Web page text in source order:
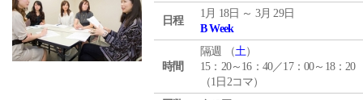
日程
1月 18日 ～ 3月 29日
B Week
時間
隔週 （土）
15：20～16：40／17：00～18：20
（1日2コマ）